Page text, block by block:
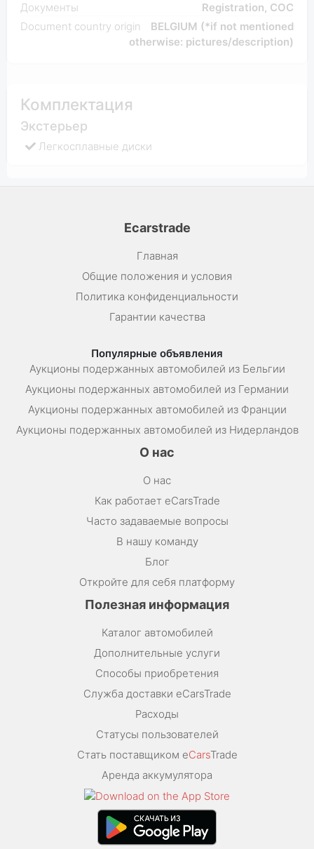
Документы
Registration, COC
Document country origin
BELGIUM (*if not mentioned
otherwise: pictures/description)
Комплектация
Экстерьер
Легкосплавные диски
Ecarstrade
Главная
Общие положения и условия
Политика конфиденциальности
Гарантии качества
Популярные объявления
Аукционы подержанных автомобилей из Бельгии
Аукционы подержанных автомобилей из Германии
Аукционы подержанных автомобилей из Франции
Аукционы подержанных автомобилей из Нидерландов
О нас
О нас
Как работает eCarsTrade
Часто задаваемые вопросы
В нашу команду
Блог
Откройте для себя платформу
Полезная информация
Каталог автомобилей
Дополнительные услуги
Способы приобретения
Служба доставки eCarsTrade
Расходы
Статусы пользователей
Стать поставщиком eCarsTrade
Аренда аккумулятора